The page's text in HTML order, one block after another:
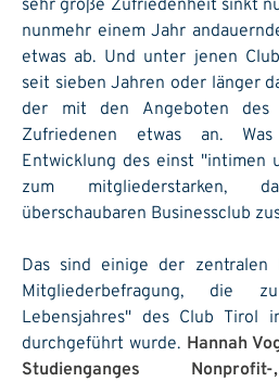
sehr große Zufriedenheit sinkt
nunmehr einem Jahr
etwas ab. Und unter jenen
seit sieben Jahren oder länger
der mit den Angeboten des
Zufriedenen etwas an.
Entwicklung des einst "intimen
zum mitgliederstarken,
überschaubaren Businessclub
Das sind einige der zentralen
Mitgliederbefragung, die
Lebensjahres" des Club Tirol
durchgeführt wurde. Hannah
Studienganges